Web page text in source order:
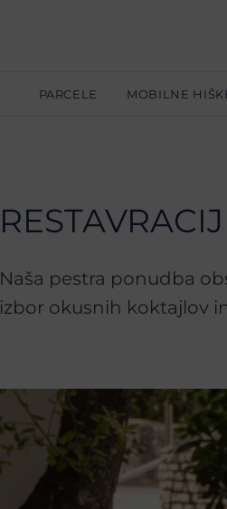
PARCELE MOBILNE
Naša pestra ponudba
izbor okusnih koktajlov